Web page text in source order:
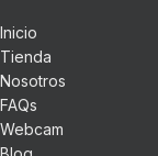
Inicio
Tienda
Nosotros
FAQs
Webcam